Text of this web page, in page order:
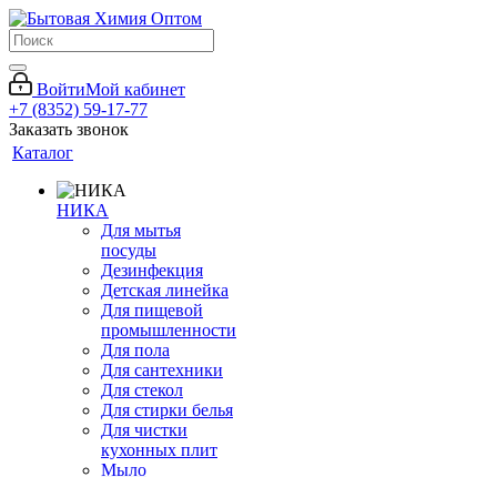
ВойтиМой кабинет
+7 (8352) 59-17-77
Заказать звонок
Каталог
НИКА
Для мытья
посуды
Дезинфекция
Детская линейка
Для пищевой
промышленности
Для пола
Для сантехники
Для стекол
Для стирки белья
Для чистки
кухонных плит
Мыло